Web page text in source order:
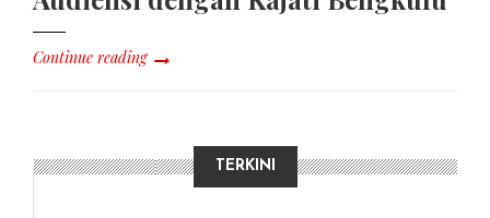
Continue reading
TERKINI